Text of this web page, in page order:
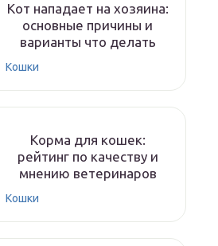
Кот нападает на хозяина:
основные причины и
варианты что делать
Кошки
Корма для кошек:
рейтинг по качеству и
мнению ветеринаров
Кошки